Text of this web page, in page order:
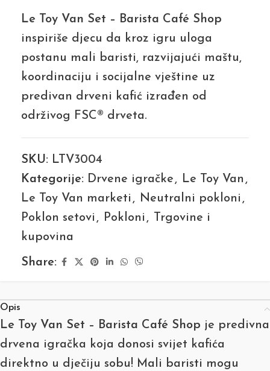
Le Toy Van Set – Barista Café Shop
inspiriše djecu da kroz igru uloga
postanu mali baristi, razvijajući maštu,
koordinaciju i socijalne vještine uz
predivan drveni kafić izrađen od
održivog FSC® drveta.
SKU: LTV3004
Kategorije: Drvene igračke , Le Toy Van ,
Le Toy Van marketi , Neutralni pokloni ,
Poklon setovi , Pokloni ,
Trgovine i
kupovina
Share:
Opis
Le Toy Van Set – Barista Café Shop je predivna
drvena igračka koja donosi svijet kafića
direktno u dječiju sobu! Mali baristi mogu